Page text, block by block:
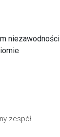
niezawodności
zespół